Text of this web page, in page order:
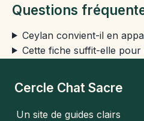
Questions
Ceylan convient-il en
Cette fiche suffit-elle pour
Cercle Chat Sacre
Un site de guides clairs